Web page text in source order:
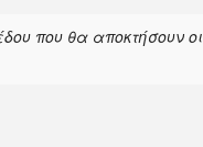
που θα αποκτήσουν οι